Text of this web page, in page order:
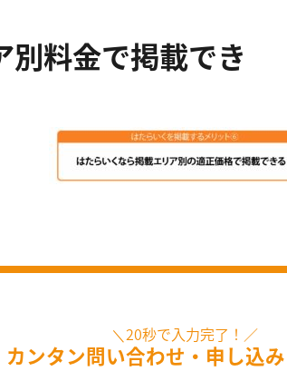
別料金で掲載でき
カンタン問い合わせ・ 申し込